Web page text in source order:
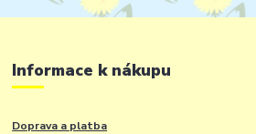
Informace k nákupu
Doprava a platba